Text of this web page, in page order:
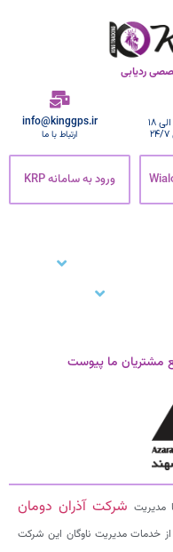
ردیابی
info@kinggps.ir
ارتباط با ما
ورود به سامانه KRP
مشتریان ما پیوست
مدیریت شرکت آذران دومان
از خدمات مدیریت ناوگان این شرکت